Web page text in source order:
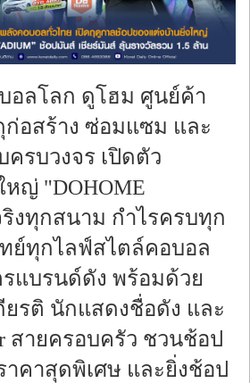
อลโลก ดูโฮม ศูนย์ค้า
อสร้าง ซ่อมแซม และ
รบวงจร เปิดตัว
ญ่ "DOHOME
ริงทุกสนาม กำไรครบทุก
ย์ทุกไลฟ์สไตล์คอบอล
แบรนด์ดัง พร้อมด้วย
รติ นักแสดงชื่อดัง และ
สายครอบครัว ชวนช้อป
คาสุดพิเศษ และยิ่งช้อป